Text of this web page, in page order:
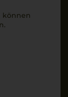
können